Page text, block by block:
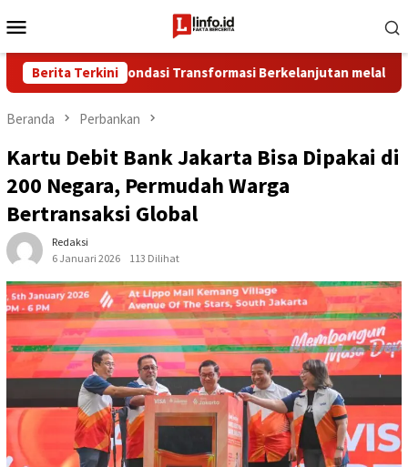
ke
Mobile
Berita Terkini
Perkuat Fondasi Transformasi Berkelanjutan melalui Investasi
Beranda Perbankan
Kartu Debit Bank Jakarta Bisa Dipakai di
200 Negara, Permudah Warga
Bertransaksi Global
Redaksi
6 Januari 2026
113 Dilihat